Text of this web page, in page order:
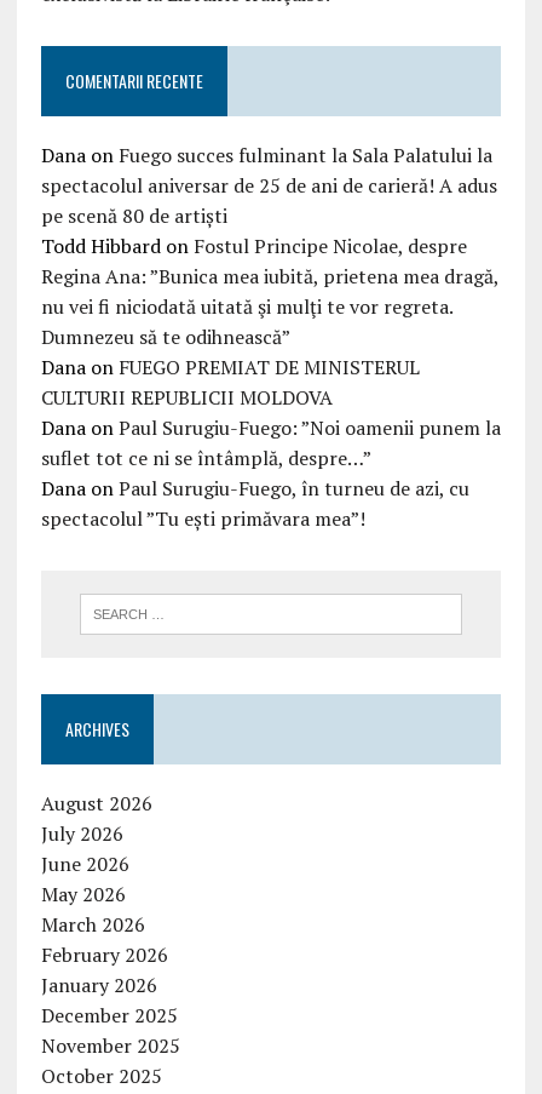
COMENTARII RECENTE
Danaon Fuego succes fulminant la Sala Palatului la
spectacolul aniversar de 25 de ani de carieră! A adus
pe scenă 80 de artiști
Todd Hibbardon Fostul Principe Nicolae, despre
Regina Ana: ”Bunica mea iubită, prietena mea dragă,
nu vei fi niciodată uitată şi mulţi te vor regreta.
Dumnezeu să te odihnească”
Danaon FUEGO PREMIAT DE MINISTERUL
CULTURII REPUBLICII MOLDOVA
DanaonPaul Surugiu-Fuego: ”Noi oamenii punem la
suflet tot ce ni se întâmplă, despre…”
DanaonPaul Surugiu-Fuego, în turneu de azi, cu
spectacolul ”Tu ești primăvara mea”!
ARCHIVES
August 2026
July 2026
June 2026
May 2026
March 2026
February 2026
January 2026
December 2025
November 2025
October 2025